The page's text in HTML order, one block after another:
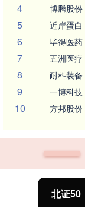
4 博腾股份
5 近岸蛋白
6 毕得医药
7 五洲医疗
8 耐科装备
9 一博科技
10 方邦股份
北证50